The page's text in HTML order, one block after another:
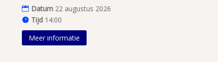
Datum 22 augustus 2026
Tijd 14:00
Meer informatie